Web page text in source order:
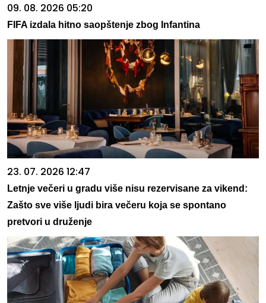
09. 08. 2026 05:20
FIFA izdala hitno saopštenje zbog Infantina
23. 07. 2026 12:47
Letnje večeri u gradu više nisu rezervisane za vikend:
Zašto sve više ljudi bira večeru koja se spontano
pretvori u druženje